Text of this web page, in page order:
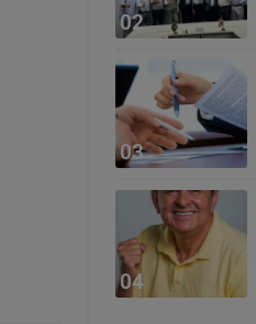
02
03
04